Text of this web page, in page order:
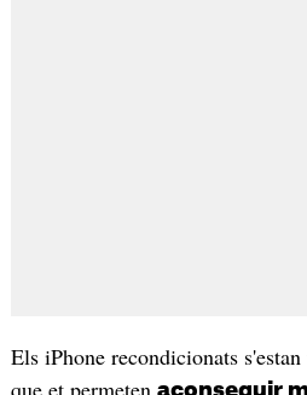
Els iPhone recondicionats
que et permeten aconseguir